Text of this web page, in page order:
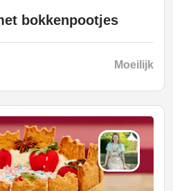
bokkenpootjes
Moeilijk